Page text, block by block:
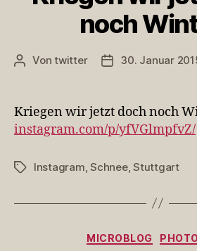
noch
Beitragsautor
Vontwitter 30. Januar
Kriegen wir jetzt doch noch
instagram.com/p/yfVGlmpfvZ/
Schlagwörter
Instagram ,Schnee,Stuttgart
MICROBLOG